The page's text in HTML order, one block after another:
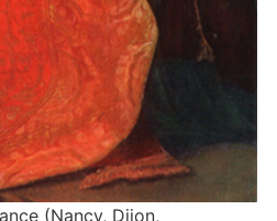
(Nancy, Dijon,